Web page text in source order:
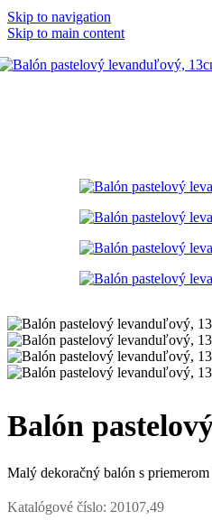
Skip to navigation
Skip to main content
Balón
Malý dekoračný balón s
Katalógové číslo: 20107,49